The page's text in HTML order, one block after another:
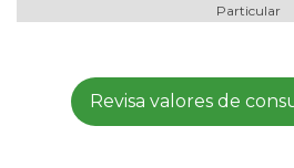
Particular
Revisa valores de